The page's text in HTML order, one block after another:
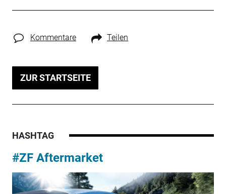
Kommentare Teilen
ZUR STARTSEITE
HASHTAG
#ZF Aftermarket